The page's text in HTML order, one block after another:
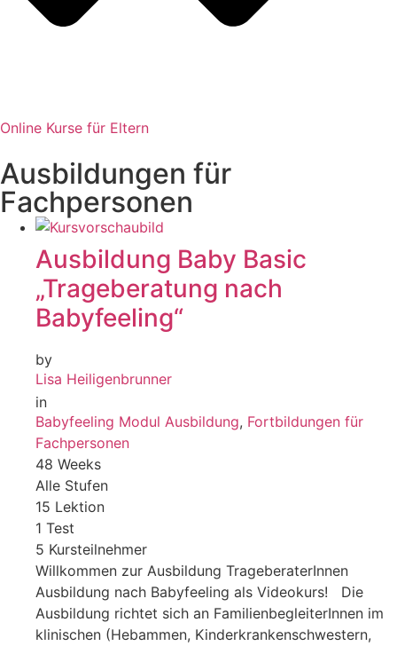
Online Kurse für Eltern
Ausbildungen für
Fachpersonen
Ausbildung Baby Basic
„Trageberatung nach
Babyfeeling“
by
Lisa Heiligenbrunner
in
Babyfeeling Modul Ausbildung, Fortbildungen für
Fachpersonen
48 Weeks
Alle Stufen
15 Lektion
1 Test
5 Kursteilnehmer
Willkommen zur Ausbildung TrageberaterInnen
Ausbildung nach Babyfeeling als Videokurs! Die
Ausbildung richtet sich an FamilienbegleiterInnen im
klinischen (Hebammen, Kinderkrankenschwestern,